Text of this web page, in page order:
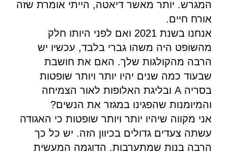
המגרש. יותר מאשר דיאטה, הייתי אומרת שזה
אורח חיים.
אנחנו בשנת 2021 ואם לפני היותו חלק
מהשופט היה משהו גברי בלבד, עכשיו יש
הרבה מהקולגות שלך. האם את חושבת
שבעוד כמה שנים יהיו יותר ויותר שופטות
בסריה A ובליגת האלופות לאור הצמיחה
והמיומנות שהפגינו במגזר את הנשים?
אני מקווה שיהיו יותר ויותר שופטות כי האגודה
עשתה צעדים גדולים בכיוון הזה. יש כל כך
הרבה בנות שמתערבות. הדוגמה המעשית